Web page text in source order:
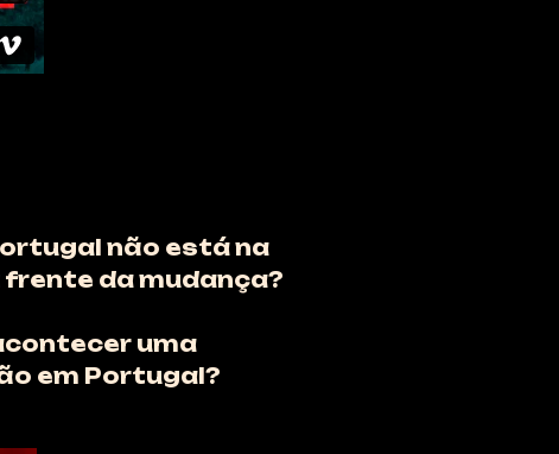
não está na
frente da mudança?
uma
em Portugal?